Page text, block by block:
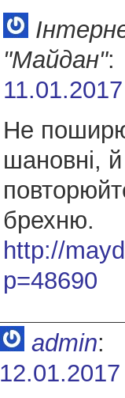
"Майдан":
Не
шановні,
брехню.
http://
p=48690
admin: